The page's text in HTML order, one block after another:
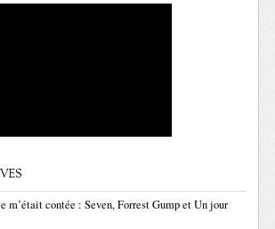
m’était contée : Seven, Forrest Gump et Un jour